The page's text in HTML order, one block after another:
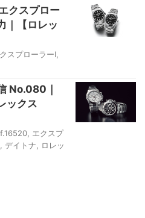
クスプロー
｜【ロレッ
スプローラーI
No.080｜
ックス
エクスプ
デイトナ
ロレッ